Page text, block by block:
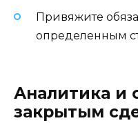
Привяжите
определенным
Аналитика и
закрытым